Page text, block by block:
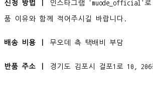
신청 방법 ㅣ 인스타그램 'muode_official'로
품 이유와 함께 적어주시길 바랍니다.
배송 비용 ㅣ 무오데 측 택배비 부담
반품 주소 ㅣ 경기도 김포시 걸포1로 10, 206